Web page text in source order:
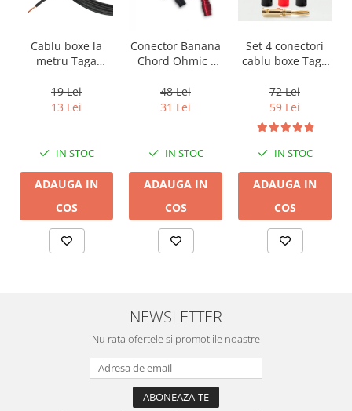
Cablu boxe la
metru Taga
14B, 2 x 2mm
19 Lei
13 Lei
IN STOC
ADAUGA IN
COS
Conector Banana
Chord Ohmic -
48 Lei
31 Lei
IN STOC
ADAUGA IN
COS
Set 4 conectori
cablu boxe Taga
001 tip banana
72 Lei
59 Lei
IN STOC
ADAUGA IN
COS
NEWSLETTER
Nu rata ofertele si promotiile noastre